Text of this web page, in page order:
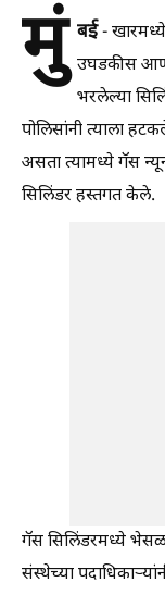
मुं बई- खारमध्ये
उघडकीस
भरलेल्या
पोलिसांनी त्याला
असता त्यामध्ये गॅस
सिलिंडर हस्तगत केले.
गॅस सिलिंडरमध्ये भेसळ
संस्थेच्या